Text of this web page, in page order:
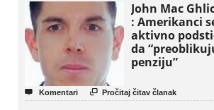
John Mac
: Amerikanci
aktivno
da
penziju”
 Komentari  Pročitaj čitav članak